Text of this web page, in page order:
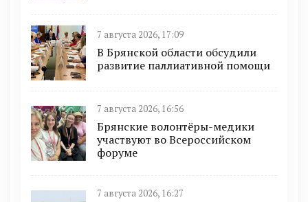
7 августа 2026, 17:09
В Брянской области обсудили
развитие паллиативной помощи
7 августа 2026, 16:56
Брянские волонтёры-медики
участвуют во Всероссийском
форуме
7 августа 2026, 16:27